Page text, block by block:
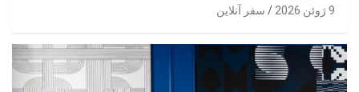
9 ژوئن 2026 سفر آنلاین